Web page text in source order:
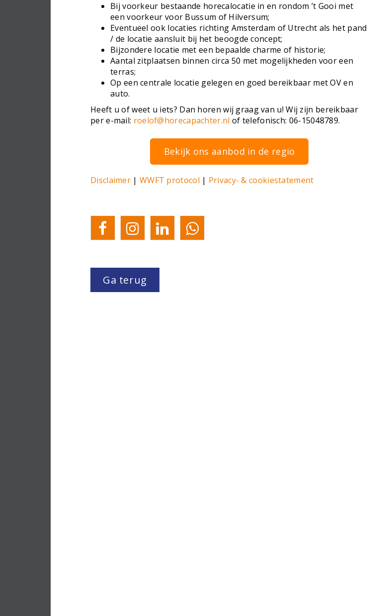
Bij voorkeur bestaande horecalocatie in en rondom ’t Gooi met
een voorkeur voor Bussum of Hilversum;
Eventueel ook locaties richting Amsterdam of Utrecht als het pand
/ de locatie aansluit bij het beoogde concept;
Bijzondere locatie met een bepaalde charme of historie;
Aantal zitplaatsen binnen circa 50 met mogelijkheden voor een
terras;
Op een centrale locatie gelegen en goed bereikbaar met OV en
auto.
Heeft u of weet u iets? Dan horen wij graag van u! Wij zijn bereikbaar
per e-mail: roelof@horecapachter.nl of telefonisch: 06-15048789.
Bekijk ons aanbod in de regio
Disclaimer | WWFT protocol | Privacy- & cookiestatement
Ga terug